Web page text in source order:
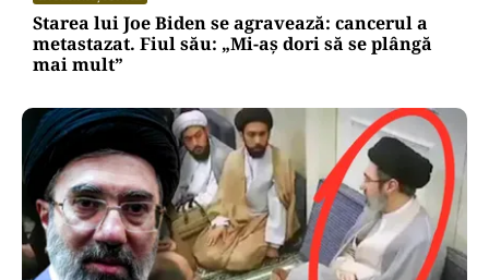
Starea lui Joe Biden se agravează: cancerul a
metastazat. Fiul său: „Mi-aș dori să se plângă
mai mult”